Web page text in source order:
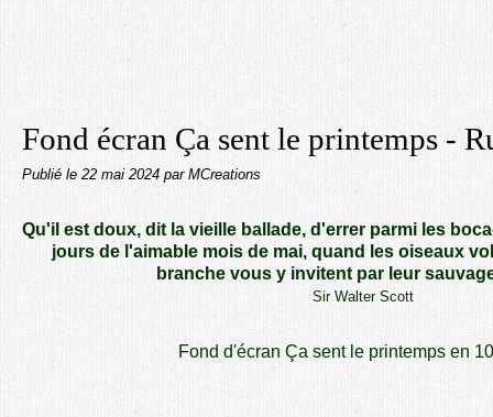
Fond écran Ça sent le printemps -
Publié le 22 mai 2024 par MCreations
Qu'il est doux, dit la vieille ballade, d'errer parmi les
jours de l'aimable mois de mai, quand les oiseaux
branche vous y invitent par leur
Sir Walter Scott
Fond d'écran Ça sent le printemps en